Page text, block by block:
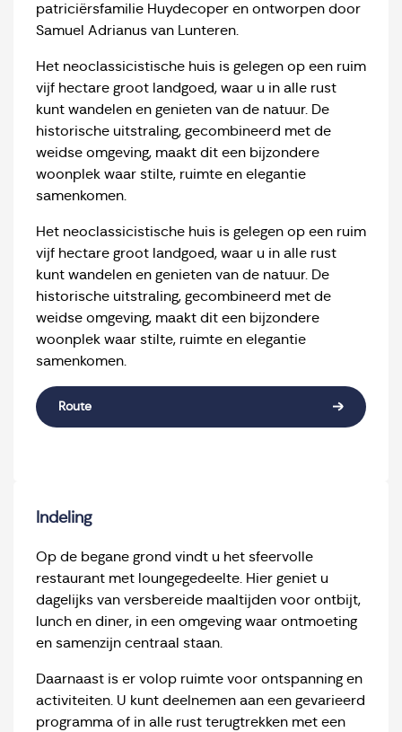
patriciërsfamilie Huydecoper en ontworpen door
Samuel Adrianus van Lunteren.
Het neoclassicistische huis is gelegen op een ruim
vijf hectare groot landgoed, waar u in alle rust
kunt wandelen en genieten van de natuur. De
historische uitstraling, gecombineerd met de
weidse omgeving, maakt dit een bijzondere
woonplek waar stilte, ruimte en elegantie
samenkomen.
Het neoclassicistische huis is gelegen op een ruim
vijf hectare groot landgoed, waar u in alle rust
kunt wandelen en genieten van de natuur. De
historische uitstraling, gecombineerd met de
weidse omgeving, maakt dit een bijzondere
woonplek waar stilte, ruimte en elegantie
samenkomen.
Route
Indeling
Op de begane grond vindt u het sfeervolle
restaurant met loungegedeelte. Hier geniet u
dagelijks van versbereide maaltijden voor ontbijt,
lunch en diner, in een omgeving waar ontmoeting
en samenzijn centraal staan.
Daarnaast is er volop ruimte voor ontspanning en
activiteiten. U kunt deelnemen aan een gevarieerd
programma of in alle rust terugtrekken met een